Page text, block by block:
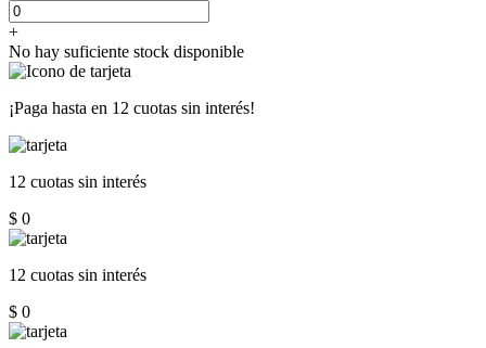
+
No hay suficiente stock disponible
¡Paga hasta en 12 cuotas sin interés!
12 cuotas sin interés
$ 0
12 cuotas sin interés
$ 0